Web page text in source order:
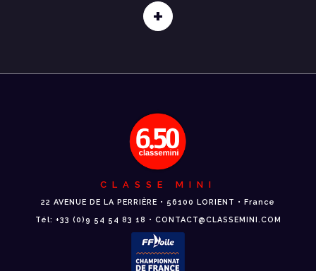
+
CLASSE MINI
22 AVENUE DE LA PERRIÈRE • 56100 LORIENT • France
Tél: +33 (0)9 54 54 83 18 • CONTACT@CLASSEMINI.COM